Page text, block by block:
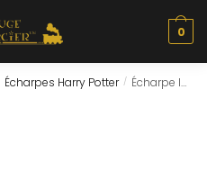
0
Écharpes Harry Potter / Écharpe Infini – Poufsouffle